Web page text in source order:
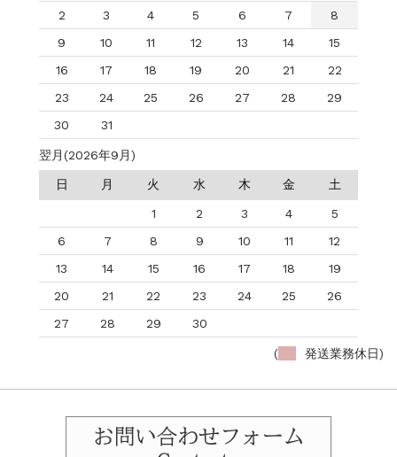
2
3 4 5 6 7
8
9
10 11 12 13 14
15
16
17 18 19 20 21
22
23
24 25 26 27 28
29
30
31
翌月(2026年9月)
日 月 火 水 木 金 土
1 2 3 4
5
6
7 8 9 10 11
12
13
14 15 16 17 18
19
20
21 22 23 24 25
26
27
28 29 30
( 発送業務休日)